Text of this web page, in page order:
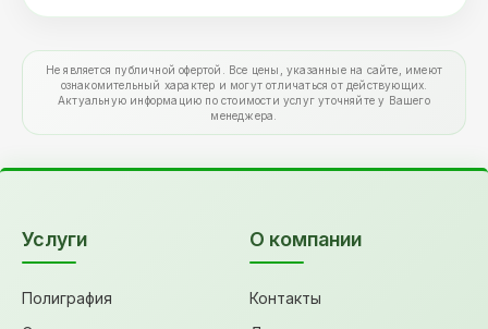
Не является публичной офертой. Все цены, указанные на сайте, имеют
ознакомительный характер и могут отличаться от действующих.
Актуальную информацию по стоимости услуг уточняйте у Вашего
менеджера.
Услуги
Полиграфия
О компании
Контакты